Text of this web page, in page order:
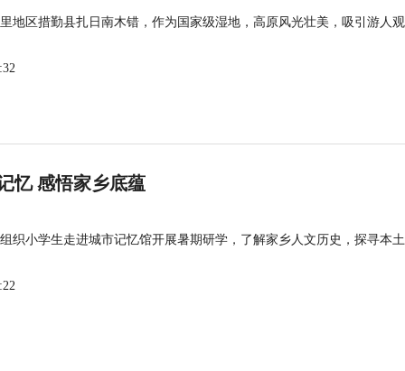
地区措勤县扎日南木错，作为国家级湿地，高原风光壮美，吸引游人观
忆 感悟家乡底蕴
织小学生走进城市记忆馆开展暑期研学，了解家乡人文历史，探寻本